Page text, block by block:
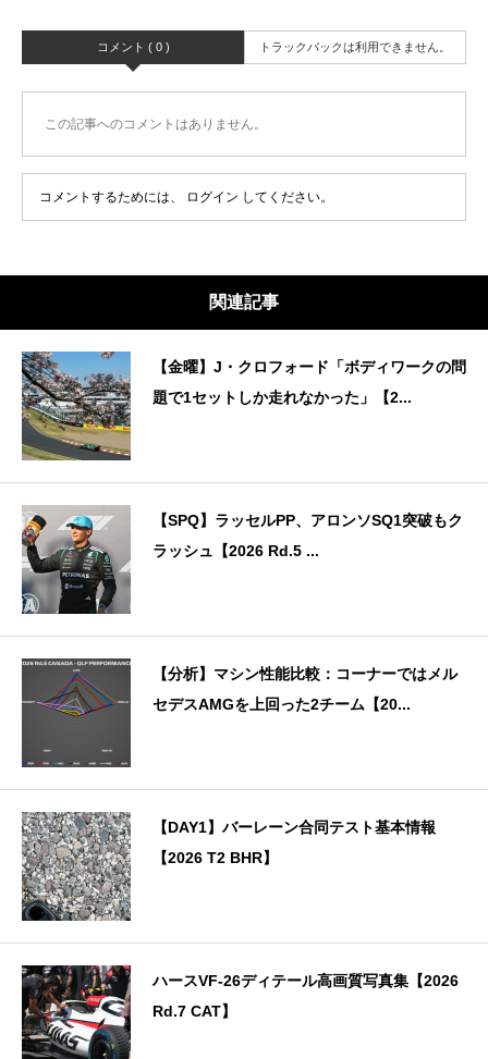
コメント ( 0 ) トラックバックは利用できません。
この記事へのコメントはありません。
コメントするためには、 ログイン してください。
関連記事
【金曜】J・クロフォード「ボディワークの問
題で1セットしか走れなかった」【2...
【SPQ】ラッセルPP、アロンソSQ1突破もク
ラッシュ【2026 Rd.5 ...
【分析】マシン性能比較：コーナーではメル
セデスAMGを上回った2チーム【20...
【DAY1】バーレーン合同テスト基本情報
【2026 T2 BHR】
ハースVF-26ディテール高画質写真集【2026
Rd.7 CAT】